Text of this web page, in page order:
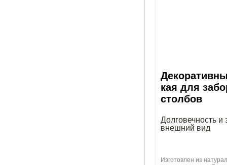
кая для
столбов
Долговечность и
внешний вид
Изготовлен из